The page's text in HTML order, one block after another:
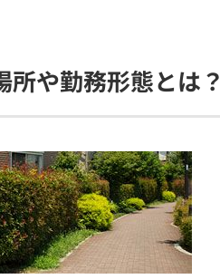
や勤務形態とは？